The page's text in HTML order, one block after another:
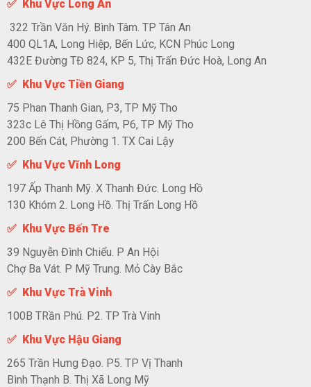
✅ Khu Vực Long An
322 Trần Văn Hý. Bình Tâm. TP Tân An
400 QL1A, Long Hiệp, Bến Lức, KCN Phúc Long
432E Đường TĐ 824, KP 5, Thị Trấn Đức Hoà, Long An
✅ Khu Vực Tiền Giang
75 Phan Thanh Gian, P3, TP Mỹ Tho
323c Lê Thị Hồng Gấm, P6, TP Mỹ Tho
200 Bến Cát, Phường 1. TX Cai Lậy
✅ Khu Vực Vĩnh Long
197 Ấp Thanh Mỹ. X Thanh Đức. Long Hồ
130 Khóm 2. Long Hồ. Thị Trấn Long Hồ
✅ Khu Vực Bến Tre
39 Nguyễn Đình Chiểu. P An Hội
Chợ Ba Vát. P Mỹ Trung. Mỏ Cày Bắc
✅ Khu Vực Trà Vinh
100B TRần Phú. P2. TP Trà Vinh
✅ Khu Vực Hậu Giang
265 Trần Hưng Đạo. P5. TP Vị Thanh
Bình Thạnh B. Thị Xã Long Mỹ